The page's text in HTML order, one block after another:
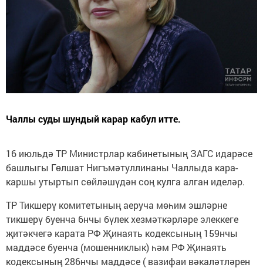
Чаллы суды шундый карар кабул итте.
16 июльдә ТР Министрлар кабинетының ЗАГС идарәсе
башлыгы Гөлшат Нигъмәтуллинаны Чаллыда кара-
каршы утыртып сөйләшүдән соң кулга алган иделәр.
ТР Тикшерү комитетының аеруча мөһим эшләрне
тикшерү буенча 6нчы бүлек хезмәткәрләре элеккеге
җитәкчегә карата РФ Җинаять кодексының 159нчы
маддәсе буенча (мошенниклык) һәм РФ Җинаять
кодексының 286нчы маддәсе ( вазифаи вәкаләтләрен